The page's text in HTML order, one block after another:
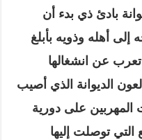
بادئ ذي بدء أن
أهله وذويه بأبلغ
تعرب عن انشغالها
الديوانة الذي أصيب
المهربين على دورية
التي توصلت إليها